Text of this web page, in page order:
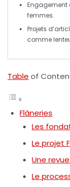
Engagement
femmes.
Projets
comme
Table of
Flâneries
Les
Le projet
Une
Le